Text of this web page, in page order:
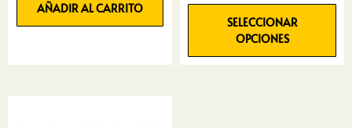
AÑADIR AL CARRITO
SELECCIONAR
OPCIONES